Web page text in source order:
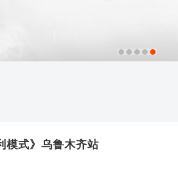
1 2 3 4 5
模式》乌鲁木齐站